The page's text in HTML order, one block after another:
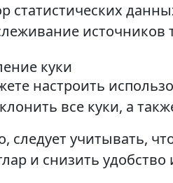
статистических
куки
настроить
все куки, а
следует учитывать,
и снизить